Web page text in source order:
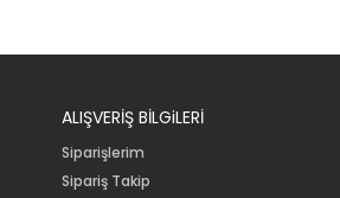
ALIŞVERİŞ BİLGiLERİ
Siparişlerim
Sipariş Takip